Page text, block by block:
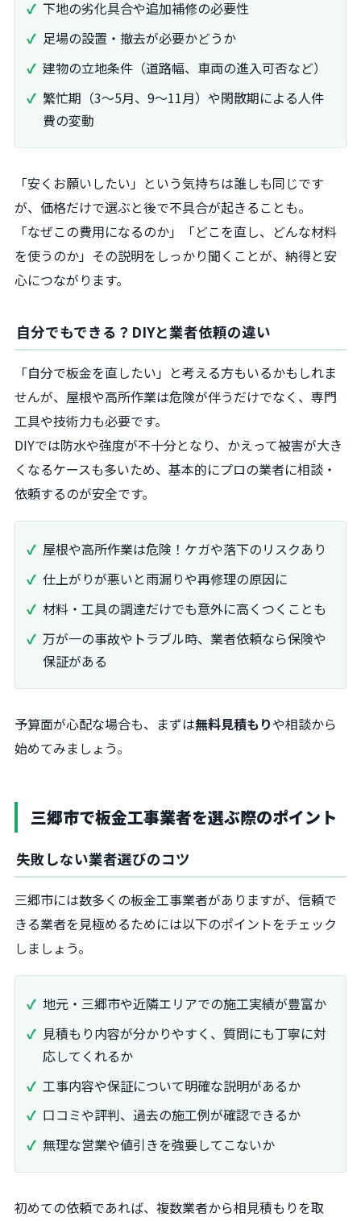
下地の劣化具合や追加補修の必要性
足場の設置・撤去が必要かどうか
建物の立地条件（道路幅、車両の進入可否など）
繁忙期（3～5月、9～11月）や閑散期による人件
費の変動
「安くお願いしたい」という気持ちは誰しも同じです
が、価格だけで選ぶと後で不具合が起きることも。
「なぜこの費用になるのか」「どこを直し、どんな材料
を使うのか」その説明をしっかり聞くことが、納得と安
心につながります。
自分でもできる？DIYと業者依頼の違い
「自分で板金を直したい」と考える方もいるかもしれま
せんが、屋根や高所作業は危険が伴うだけでなく、専門
工具や技術力も必要です。
DIYでは防水や強度が不十分となり、かえって被害が大き
くなるケースも多いため、基本的にプロの業者に相談・
依頼するのが安全です。
屋根や高所作業は危険！ケガや落下のリスクあり
仕上がりが悪いと雨漏りや再修理の原因に
材料・工具の調達だけでも意外に高くつくことも
万が一の事故やトラブル時、業者依頼なら保険や
保証がある
予算面が心配な場合も、まずは無料見積もりや相談から
始めてみましょう。
三郷市で板金工事業者を選ぶ際のポイント
失敗しない業者選びのコツ
三郷市には数多くの板金工事業者がありますが、信頼で
きる業者を見極めるためには以下のポイントをチェック
しましょう。
地元・三郷市や近隣エリアでの施工実績が豊富か
見積もり内容が分かりやすく、質問にも丁寧に対
応してくれるか
工事内容や保証について明確な説明があるか
口コミや評判、過去の施工例が確認できるか
無理な営業や値引きを強要してこないか
初めての依頼であれば、複数業者から相見積もりを取